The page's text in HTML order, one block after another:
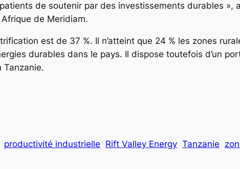
de soutenir par des investissements durables »,
de Meridiam.
est de 37 %. Il n’atteint que 24 % les zones
durables dans le pays. Il dispose toutefois d’un
Tanzanie.
productivité industrielle Rift Valley Energy Tanzanie